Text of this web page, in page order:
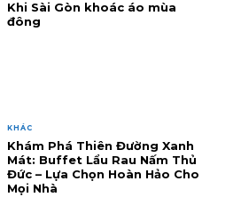
Khi Sài Gòn khoác áo mùa
đông
KHÁC
Khám Phá Thiên Đường Xanh
Mát: Buffet Lẩu Rau Nấm Thủ
Đức – Lựa Chọn Hoàn Hảo Cho
Mọi Nhà